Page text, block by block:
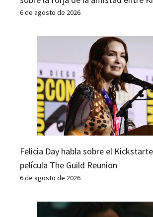
6 de agosto de 2026
Felicia Day habla sobre el
película The Guild Reunion
6 de agosto de 2026